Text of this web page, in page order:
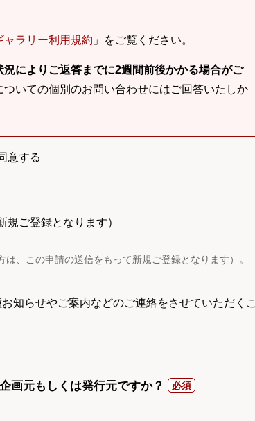
ャラリー利用規約 」をご覧ください。
によりご返答までに2週間前後かかる場合がご
いての個別のお問い合わせにはご回答いたしか
意する
ご登録となります）
、この申請の送信をもって新規ご登録となります）。
知らせやご案内などのご連絡をさせていただくこ
画元もしくは発行元ですか？